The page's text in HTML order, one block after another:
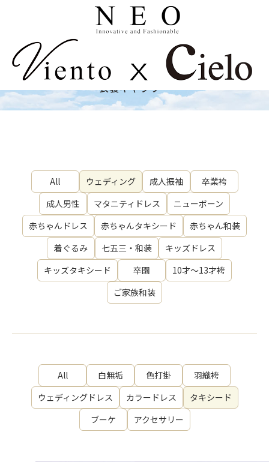
Costume
衣裳ギャラリー
All ウェディング 成人振袖
卒業袴
成人男性
マタニティドレス
ニューボーン
赤ちゃんドレス
赤ちゃんタキシード
赤ちゃん和装
着ぐるみ
七五三・和装
キッズドレス
キッズタキシード
卒園
10才～13才袴
ご家族和装
All 白無垢 色打掛
羽織袴
ウェディングドレス
カラードレス
タキシード
ブーケ
アクセサリー